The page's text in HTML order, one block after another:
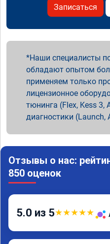
Записаться
Наши специалисты
обладают опытом
применяем только
лицензионное
тюнинга (Flex, Kess 3,
диагностики (Launch,
Отзывы о нас:
850 оценок
5.0 из 5★★★★★